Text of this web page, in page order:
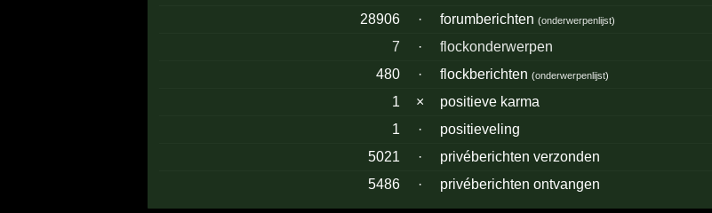
28906
· forumberichten(onderwerpenlijst)
7 ·
flockonderwerpen
480
· flockberichten(onderwerpenlijst)
1 ×
positieve karma
1
·
positieveling
5021
·
privéberichten verzonden
5486
· privéberichten ontvangen